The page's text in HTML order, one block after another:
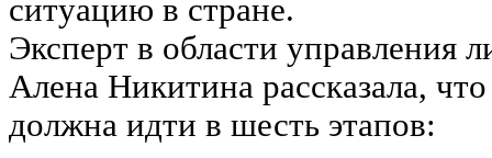
ситуацию в стране.
Эксперт в области управления
Алена Никитина рассказала,
должна идти в шесть этапов: